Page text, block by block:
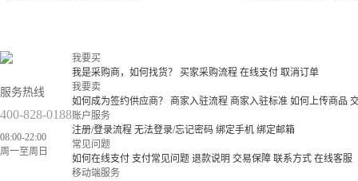
服务热线
400-828-0188
08:00-22:00
周一至周日
我要买
我是采购商，如何找货？
买家采购流程 在线支付 取消订单
我要卖
如何成为签约供应商？
商家入驻流程 商家入驻标准 如何上传商品
账户服务
注册/登录流程 无法登录/忘记密码 绑定手机 绑定邮箱
常见问题
如何在线支付 支付常见问题 退款说明 交易保障 联系方式 在线客服
移动端服务